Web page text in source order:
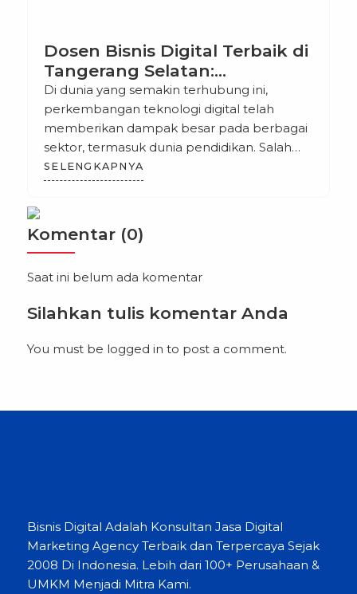
Dosen Bisnis Digital Terbaik di
Tangerang Selatan:
Meningkatkan Kualitas
Pendidikan Digital di Era
Modern
Di dunia yang semakin terhubung ini,
perkembangan teknologi digital telah
memberikan dampak besar pada berbagai
sektor, termasuk dunia pendidikan. Salah
satu sektor yang berkembang pesat adalah
bisnis digital, yang menjadi bidang yang
keahlian di bidang ini. Tangerang Selatan,
Indonesia, […]
SELENGKAPNYA
Komentar (0)
Saat ini belum ada komentar
Silahkan tulis komentar Anda
You must be logged in to post a comment.
Bisnis Digital Adalah Konsultan Jasa Digital
Marketing Agency Terbaik dan Terpercaya Sejak
2008 Di Indonesia. Lebih dari 100+ Perusahaan &
UMKM Menjadi Mitra Kami.